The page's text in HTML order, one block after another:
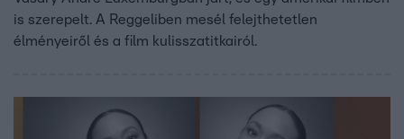
is szerepelt. A Reggeliben mesél felejthetetlen
élményeiről és a film kulisszatitkairól.